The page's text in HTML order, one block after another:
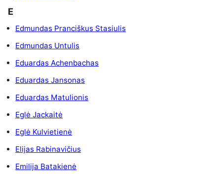
E
Edmundas Pranciškus Stasiulis
Edmundas Untulis
Eduardas Achenbachas
Eduardas Jansonas
Eduardas Matulionis
Eglė Jackaitė
Eglė Kulvietienė
Elijas Rabinavičius
Emilija Batakienė